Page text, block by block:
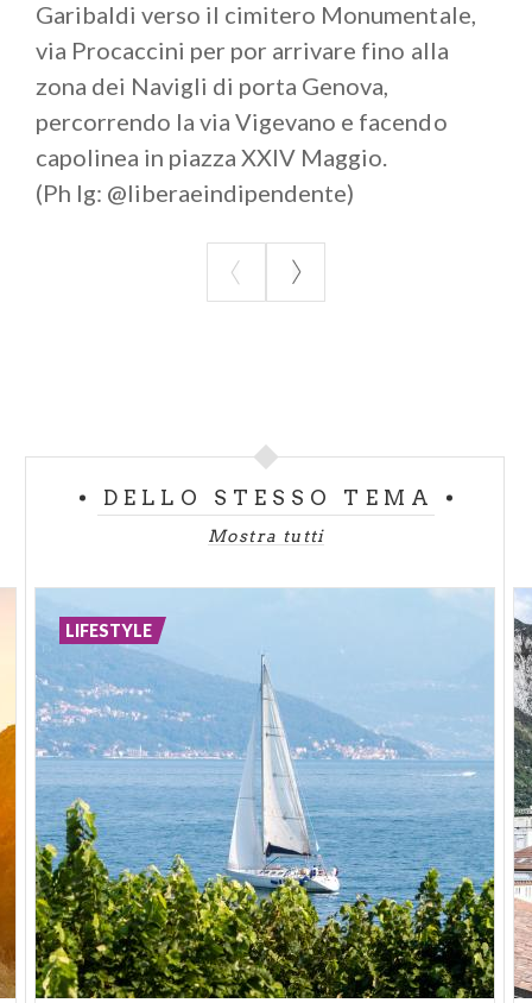
Garibaldi verso il cimitero Monumentale,
via Procaccini per por arrivare fino alla
zona dei Navigli di porta Genova,
percorrendo la via Vigevano e facendo
capolinea in piazza XXIV Maggio.
(Ph Ig: @liberaeindipendente)
DELLO STESSO TEMA
Mostra tutti
LIFESTYLE